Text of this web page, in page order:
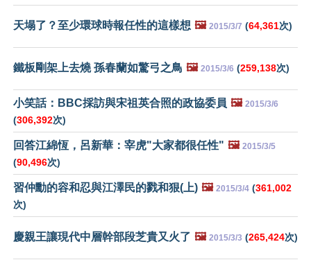
天塌了？至少環球時報任性的這樣想 🖼️ 2015/3/7 (64,361次)
鐵板剛架上去燒 孫春蘭如驚弓之鳥 🖼️ 2015/3/6 (259,138次)
小笑話：BBC採訪與宋祖英合照的政協委員 🖼️ 2015/3/6
(306,392次)
回答江綿恆，呂新華：宰虎"大家都很任性" 🖼️ 2015/3/5
(90,496次)
習仲勳的容和忍與江澤民的戮和狠(上) 🖼️ 2015/3/4 (361,002
次)
慶親王讓現代中層幹部段芝貴又火了 🖼️ 2015/3/3 (265,424次)